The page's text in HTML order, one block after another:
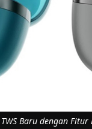
Baru dengan